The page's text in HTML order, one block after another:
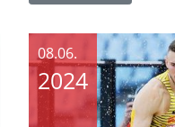
08.06.
2024